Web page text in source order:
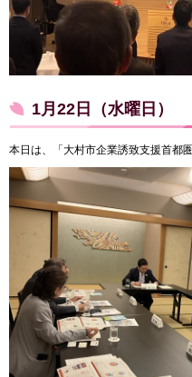
1月22日（水曜日）
本日は、「大村市企業誘致支援首都